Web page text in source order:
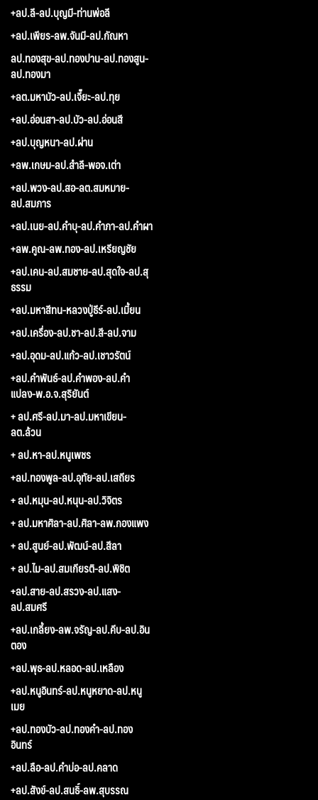
+ลป.ลี-ลป.บุญมี-ท่านพ่อลี
+ลป.เพียร-ลพ.จันมี-ลป.กัณหา
ลป.ทองสุข-ลป.ทองปาน-ลป.ทองสูน-
ลป.ทองมา
+ลต.มหาบัว-ลป.เจี๊ยะ-ลป.ทุย
+ลป.อ่อนสา-ลป.บัว-ลป.อ่อนสี
+ลป.บุญหนา-ลป.ผ่าน
+ลพ.เกษม-ลป.สำลี-พอจ.เต่า
+ลป.พวง-ลป.สอ-ลต.สมหมาย-
ลป.สมภาร
+ลป.เนย-ลป.คำบุ-ลป.คำภา-ลป.คำผา
+ลพ.คูณ-ลพ.ทอง-ลป.เหรียญชัย
+ลป.เคน-ลป.สมชาย-ลป.สุดใจ-ลป.สุ
ธรรม
+ลป.มหาสีทน-หลวงปู่ธีร์-ลป.เมี้ยน
+ลป.เครื่อง-ลป.ชา-ลป.สี-ลป.จาม
+ลป.อุดม-ลป.แก้ว-ลป.เชาวรัตน์
+ลป.คำพันธ์-ลป.คำพอง-ลป.คำ
แปลง-พ.อ.จ.สุริยันต์
+ ลป.ศรี-ลป.มา-ลป.มหาเขียน-
ลต.ล้วน
+ ลป.หา-ลป.หนูเพชร
+ลป.ทองพูล-ลป.อุทัย-ลป.เสถียร
+ ลป.หมุน-ลป.หนุน-ลป.วิจิตร
+ ลป.มหาศิลา-ลป.ศิลา-ลพ.กองแพง
+ ลป.สูนย์-ลป.พัฒน์-ลป.สีลา
+ ลป.ไม-ลป.สมเกียรติ-ลป.พิชิต
+ลป.สาย-ลป.สรวง-ลป.แสง-
ลป.สมศรี
+ลป.เกลี้ยง-ลพ.จรัญ-ลป.คีบ-ลป.อิน
ตอง
+ลป.พุธ-ลป.หลอด-ลป.เหลือง
+ลป.หนูอินทร์-ลป.หนูหยาด-ลป.หนู
เมย
+ลป.ทองบัว-ลป.ทองคำ-ลป.ทอง
อินทร์
+ลป.ลือ-ลป.คำบ่อ-ลป.คลาด
+ลป.สังข์-ลป.สนธิ์-ลพ.สุบรรณ